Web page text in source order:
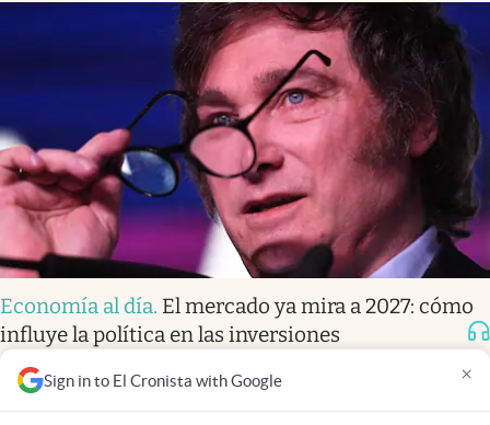
Sign in to El Cronista with Google ×
Economía al día. El mercado ya mira a 2027: cómo
influye la política en las inversiones